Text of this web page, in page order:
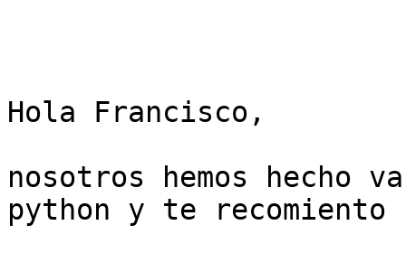
Hola Francisco,
nosotros hemos hecho
python y te recomiento